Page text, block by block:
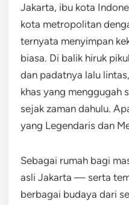
Jakarta, ibu kota
kota metropolitan
ternyata menyimpan
biasa. Di balik hiruk
dan padatnya lalu
khas yang menggugah
sejak zaman dahulu.
yang Legendaris dan
Sebagai rumah bagi
asli Jakarta — serta
berbagai budaya dari